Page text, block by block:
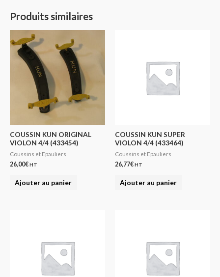
Produits similaires
COUSSIN KUN ORIGINAL
VIOLON 4/4 (433454)
Coussins et Epauliers
26,00€HT
Ajouter au panier
COUSSIN KUN SUPER
VIOLON 4/4 (433464)
Coussins et Epauliers
26,77€HT
Ajouter au panier